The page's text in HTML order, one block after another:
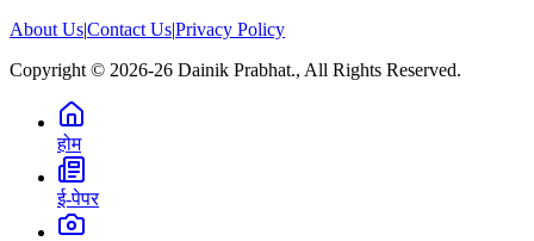
About Us|Contact Us|Privacy Policy
Copyright © 2026-26 Dainik Prabhat., All Rights Reserved.
होम
ई-पेपर